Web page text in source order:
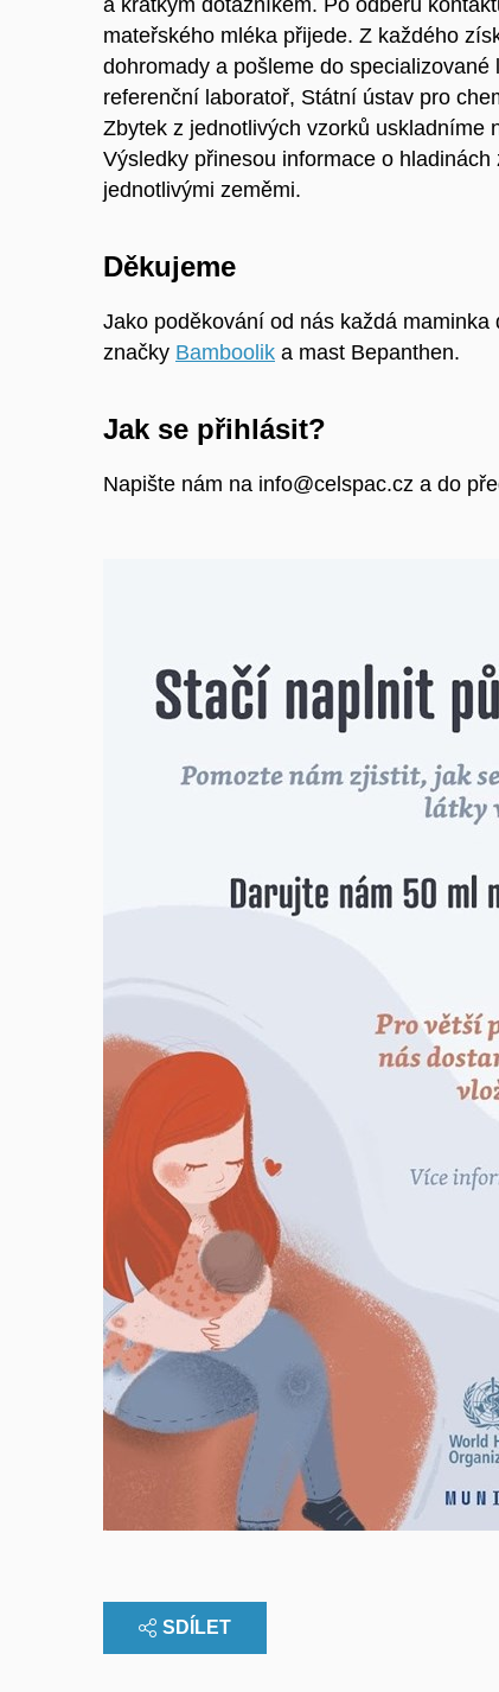
mateřského mléka přijede. Z každého
dohromady a pošleme do
referenční laboratoř, Státní ústav pro
Zbytek z jednotlivých vzorků uskladníme
Výsledky přinesou informace o
jednotlivými zeměmi.
Děkujeme
Jako poděkování od nás každá
značky Bamboolik a mast Bepanthen.
Jak se přihlásit?
Napište nám na info@celspac.cz a do
SDÍLET